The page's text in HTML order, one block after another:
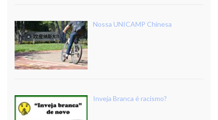
Nossa UNICAMP Chinesa
Inveja Branca é racismo?